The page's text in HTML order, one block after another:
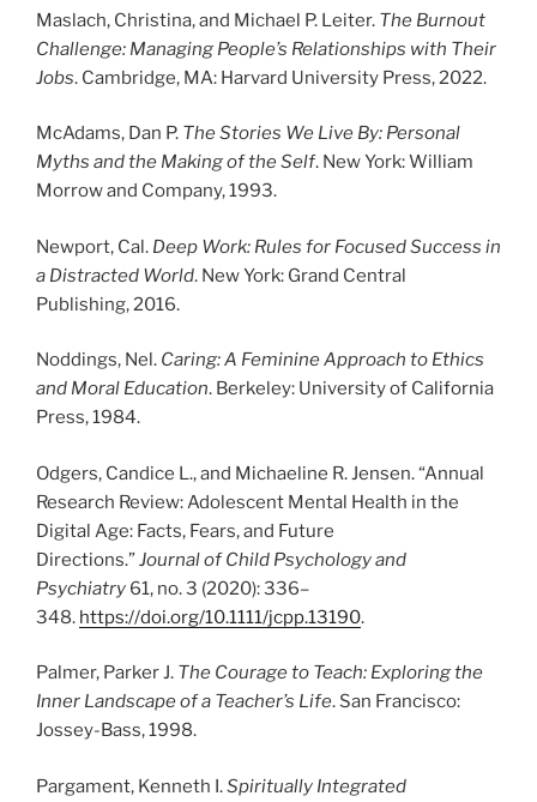
Maslach, Christina, and Michael P. Leiter. The Burnout
Challenge: Managing People’s Relationships with Their
Jobs. Cambridge, MA: Harvard University Press, 2022.
McAdams, Dan P. The Stories We Live By: Personal
Myths and the Making of the Self. New York: William
Morrow and Company, 1993.
Newport, Cal. Deep Work: Rules for Focused Success in
a Distracted World. New York: Grand Central
Publishing, 2016.
Noddings, Nel. Caring: A Feminine Approach to Ethics
and Moral Education. Berkeley: University of California
Press, 1984.
Odgers, Candice L., and Michaeline R. Jensen. “Annual
Research Review: Adolescent Mental Health in the
Digital Age: Facts, Fears, and Future
Directions.”Journal of Child Psychology and
Psychiatry 61, no. 3 (2020): 336–
348. https://doi.org/10.1111/jcpp.13190.
Palmer, Parker J. The Courage to Teach: Exploring the
Inner Landscape of a Teacher’s Life. San Francisco:
Jossey-Bass, 1998.
Pargament, Kenneth I.Spiritually Integrated